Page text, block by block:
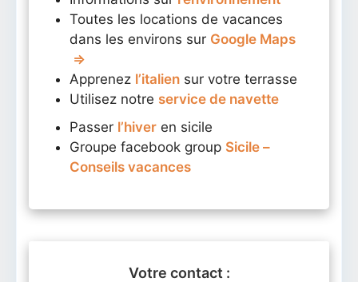
Toutes les locations de vacances
dans les environs sur Google Maps
⇒
Apprenez l’italien sur votre terrasse
Utilisez notre service de navette
Passer l’hiver en sicile
Groupe facebook group Sicile –
Conseils vacances
Votre contact :